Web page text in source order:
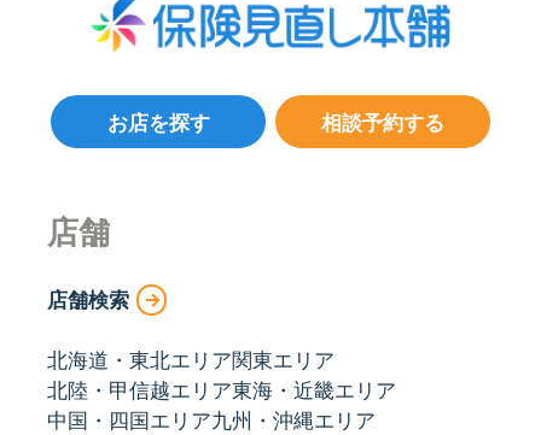
相談予約する
お店を探す
店舗
店舗検索
北海道・東北エリア関東エリア
北陸・甲信越エリア東海・近畿エリア
中国・四国エリア九州・沖縄エリア